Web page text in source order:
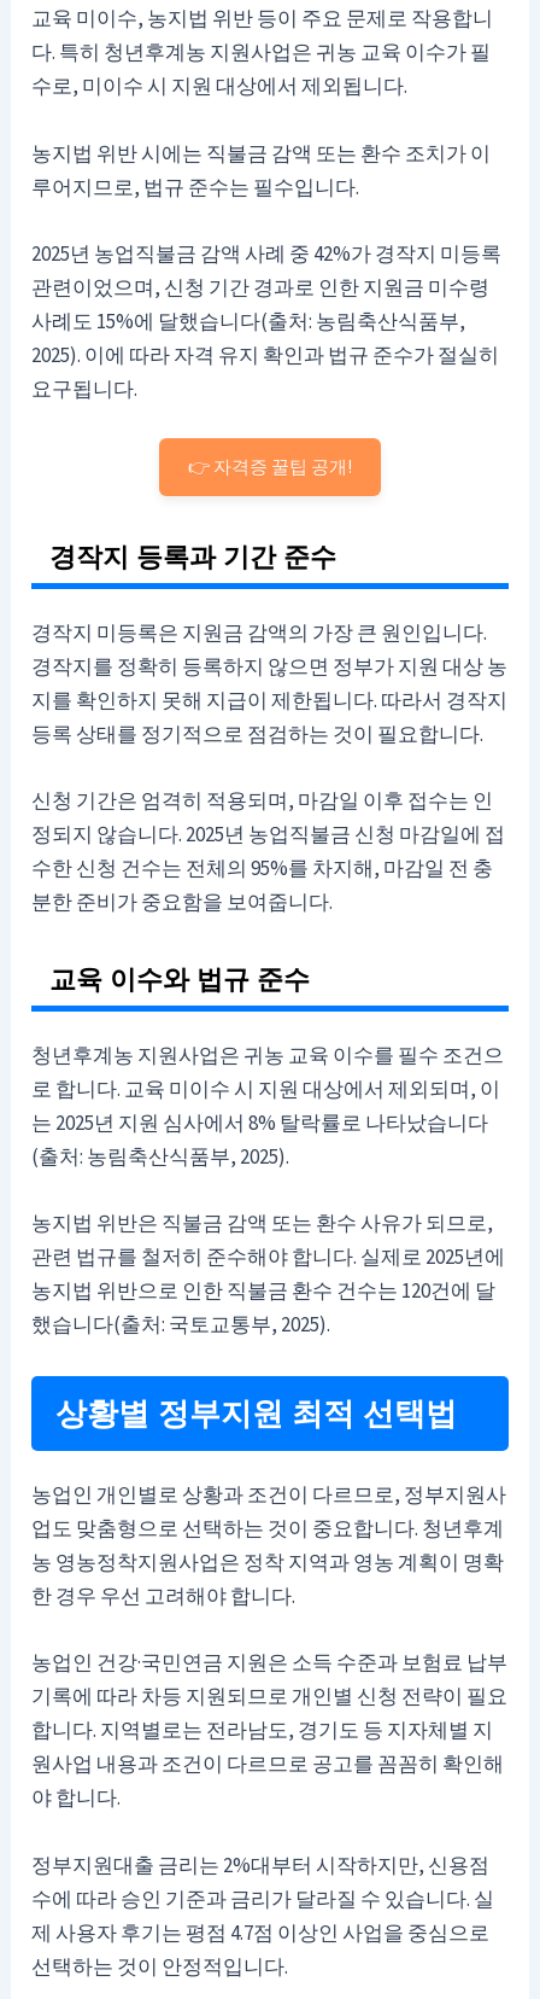
교육 미이수, 농지법 위반 등이 주요 문제로 작용합니
다. 특히 청년후계농 지원사업은 귀농 교육 이수가 필
수로, 미이수 시 지원 대상에서 제외됩니다.
농지법 위반 시에는 직불금 감액 또는 환수 조치가 이
루어지므로, 법규 준수는 필수입니다.
2025년 농업직불금 감액 사례 중 42%가 경작지 미등록
관련이었으며, 신청 기간 경과로 인한 지원금 미수령
사례도 15%에 달했습니다(출처: 농림축산식품부,
2025). 이에 따라 자격 유지 확인과 법규 준수가 절실히
요구됩니다.
👉 자격증 꿀팁 공개!
경작지 등록과 기간 준수
경작지 미등록은 지원금 감액의 가장 큰 원인입니다.
경작지를 정확히 등록하지 않으면 정부가 지원 대상 농
지를 확인하지 못해 지급이 제한됩니다. 따라서 경작지
등록 상태를 정기적으로 점검하는 것이 필요합니다.
신청 기간은 엄격히 적용되며, 마감일 이후 접수는 인
정되지 않습니다. 2025년 농업직불금 신청 마감일에 접
수한 신청 건수는 전체의 95%를 차지해, 마감일 전 충
분한 준비가 중요함을 보여줍니다.
교육 이수와 법규 준수
청년후계농 지원사업은 귀농 교육 이수를 필수 조건으
로 합니다. 교육 미이수 시 지원 대상에서 제외되며, 이
는 2025년 지원 심사에서 8% 탈락률로 나타났습니다
(출처: 농림축산식품부, 2025).
농지법 위반은 직불금 감액 또는 환수 사유가 되므로,
관련 법규를 철저히 준수해야 합니다. 실제로 2025년에
농지법 위반으로 인한 직불금 환수 건수는 120건에 달
했습니다(출처: 국토교통부, 2025).
상황별 정부지원 최적 선택법
농업인 개인별로 상황과 조건이 다르므로, 정부지원사
업도 맞춤형으로 선택하는 것이 중요합니다. 청년후계
농 영농정착지원사업은 정착 지역과 영농 계획이 명확
한 경우 우선 고려해야 합니다.
농업인 건강·국민연금 지원은 소득 수준과 보험료 납부
기록에 따라 차등 지원되므로 개인별 신청 전략이 필요
합니다. 지역별로는 전라남도, 경기도 등 지자체별 지
원사업 내용과 조건이 다르므로 공고를 꼼꼼히 확인해
야 합니다.
정부지원대출 금리는 2%대부터 시작하지만, 신용점
수에 따라 승인 기준과 금리가 달라질 수 있습니다. 실
제 사용자 후기는 평점 4.7점 이상인 사업을 중심으로
선택하는 것이 안정적입니다.